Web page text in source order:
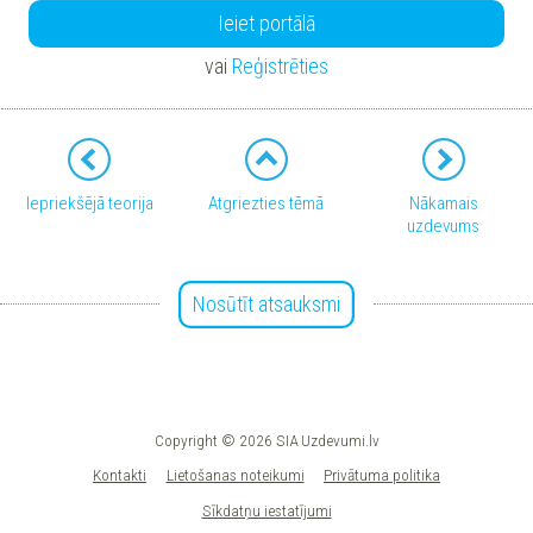
Ieiet portālā
vai Reģistrēties
Iepriekšējā teorija Atgriezties tēmā
Nākamais
uzdevums
Nosūtīt atsauksmi
Copyright © 2026 SIA Uzdevumi.lv
Kontakti
Lietošanas noteikumi
Privātuma politika
Sīkdatņu iestatījumi